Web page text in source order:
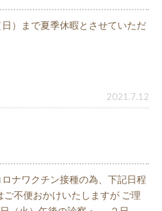
）まで夏季休暇とさせていただ
2021.7.12
ナワクチン接種の為、下記日程
不便おかけいたしますが ご理